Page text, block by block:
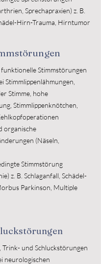
Sprechapraxien) z. B.
Hirn-Trauma, Hirntumor
Stimmstörungen
Stimmlippenlähmungen,
Stimme, hohe
Stimmlippenknötchen,
organische
(Näseln,
Stimmstörung
z. B. Schlaganfall, Schädel-
Parkinson, Multiple
Trink- und Schluckstörungen
neurologischen